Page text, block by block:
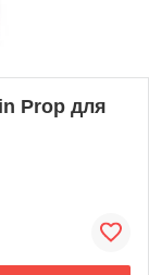
Prop для